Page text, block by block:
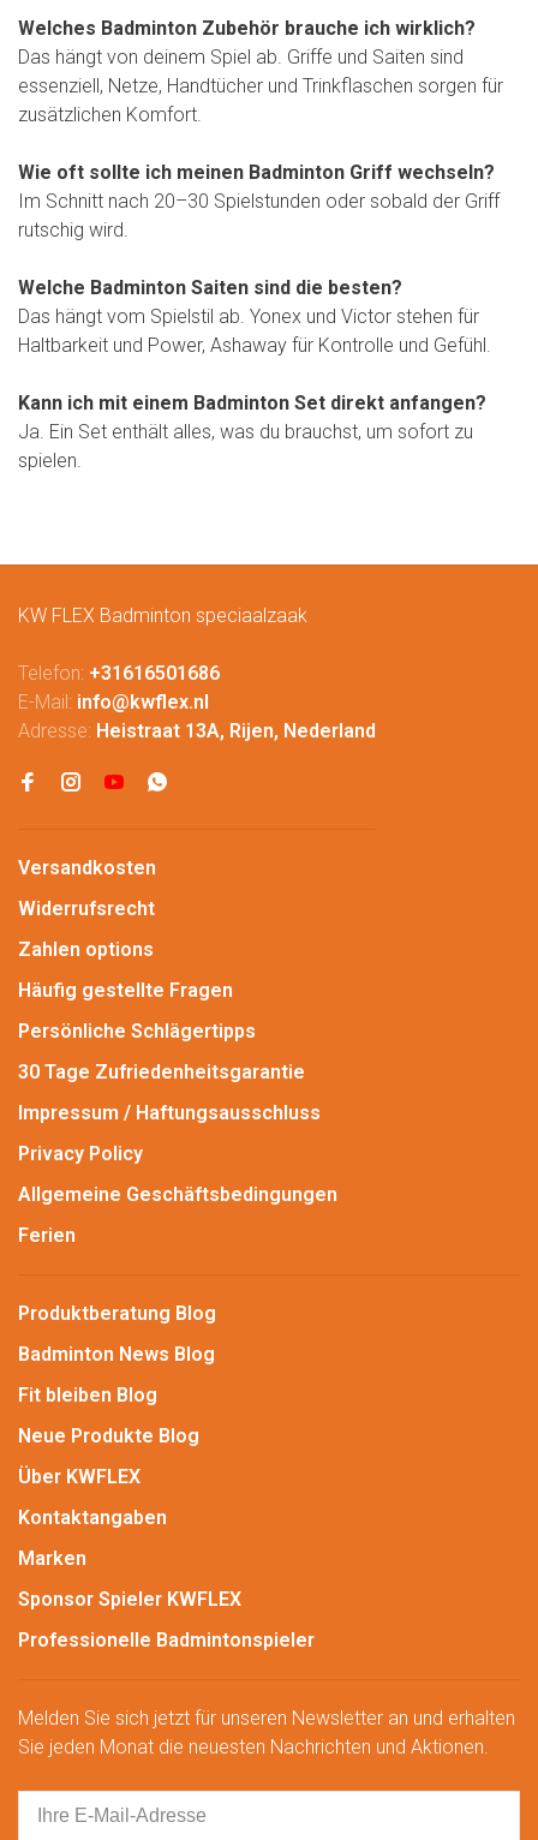
Welches Badminton Zubehör brauche ich wirklich?
Das hängt von deinem Spiel ab. Griffe und Saiten sind
essenziell, Netze, Handtücher und Trinkflaschen sorgen für
zusätzlichen Komfort.
Wie oft sollte ich meinen Badminton Griff wechseln?
Im Schnitt nach 20–30 Spielstunden oder sobald der Griff
rutschig wird.
Welche Badminton Saiten sind die besten?
Das hängt vom Spielstil ab. Yonex und Victor stehen für
Haltbarkeit und Power, Ashaway für Kontrolle und Gefühl.
Kann ich mit einem Badminton Set direkt anfangen?
Ja. Ein Set enthält alles, was du brauchst, um sofort zu
spielen.
KW FLEX Badminton speciaalzaak
Telefon: +31616501686
E-Mail: info@kwflex.nl
Adresse: Heistraat 13A, Rijen, Nederland
Versandkosten
Widerrufsrecht
Zahlen options
Häufig gestellte Fragen
Persönliche Schlägertipps
30 Tage Zufriedenheitsgarantie
Impressum / Haftungsausschluss
Privacy Policy
Allgemeine Geschäftsbedingungen
Ferien
Produktberatung Blog
Badminton News Blog
Fit bleiben Blog
Neue Produkte Blog
Über KWFLEX
Kontaktangaben
Marken
Sponsor Spieler KWFLEX
Professionelle Badmintonspieler
Melden Sie sich jetzt für unseren Newsletter an und erhalten
Sie jeden Monat die neuesten Nachrichten und Aktionen.